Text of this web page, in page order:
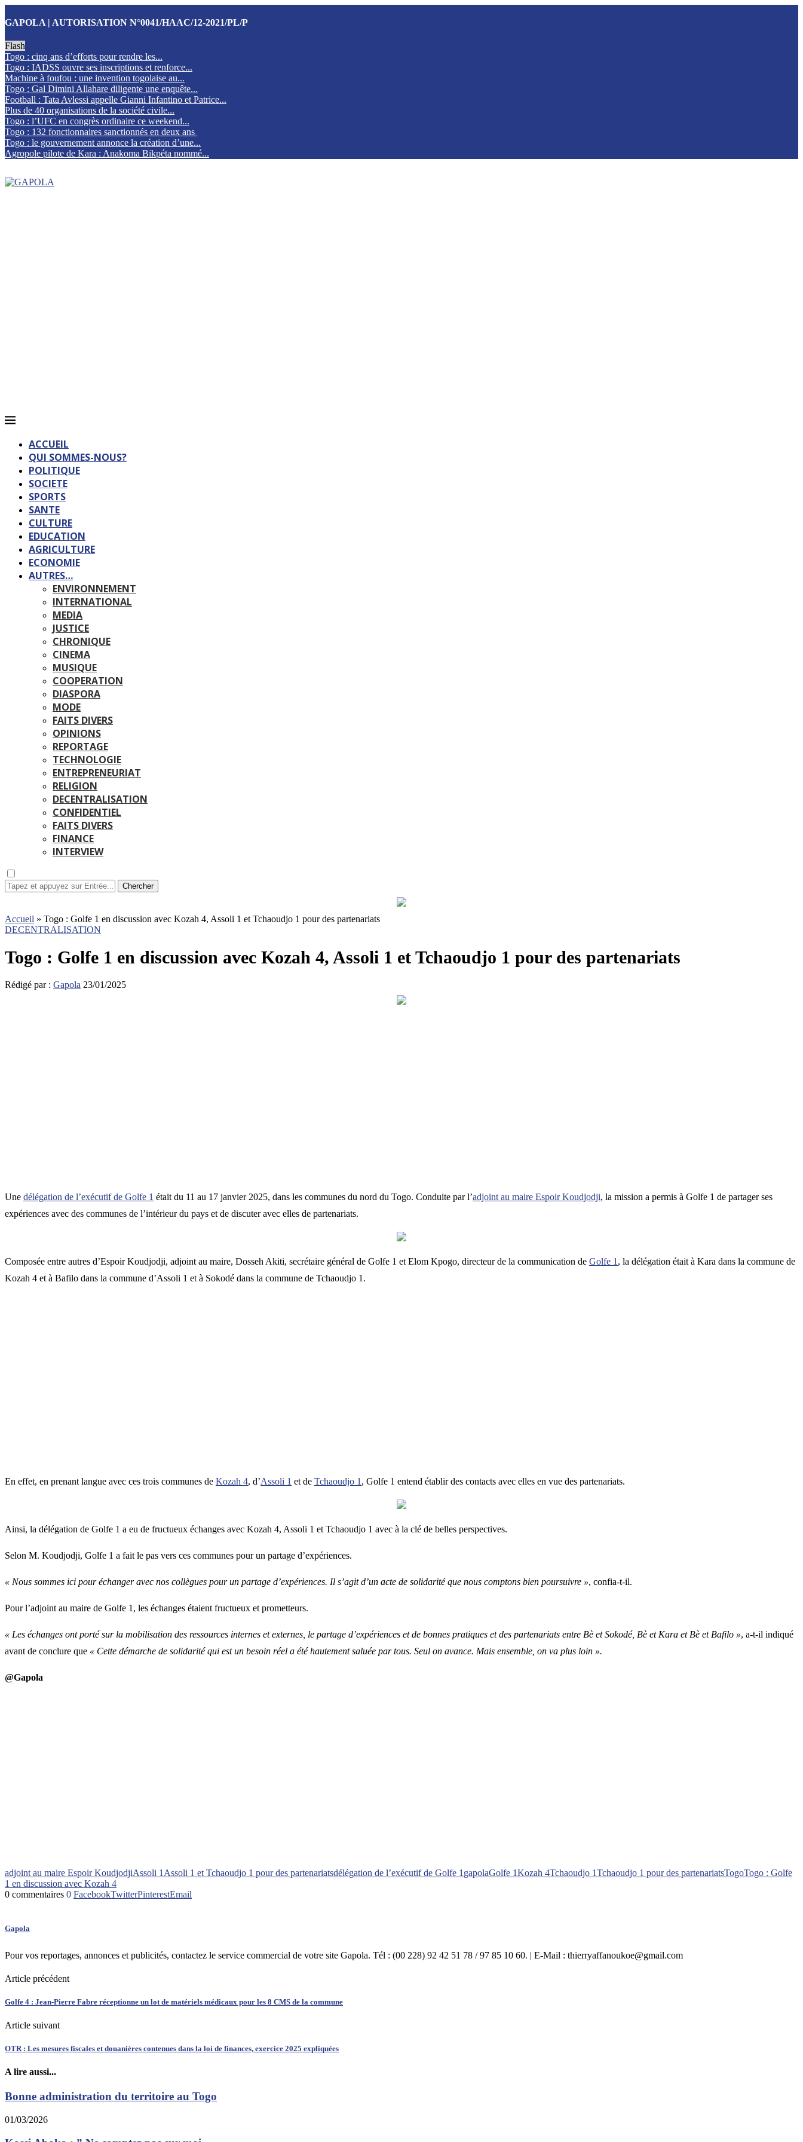
GAPOLA | AUTORISATION N°0041/HAAC/12-2021/PL/P
Flash
Togo : cinq ans d’efforts pour rendre les...
Togo : IADSS ouvre ses inscriptions et renforce...
Machine à foufou : une invention togolaise au...
Togo : Gal Dimini Allahare diligente une enquête...
Football : Tata Avlessi appelle Gianni Infantino et Patrice...
Plus de 40 organisations de la société civile...
Togo : l’UFC en congrès ordinaire ce weekend...
Togo : 132 fonctionnaires sanctionnés en deux ans
Togo : le gouvernement annonce la création d’une...
Agropole pilote de Kara : Anakoma Bikpéta nommé...
ACCUEIL
QUI SOMMES-NOUS?
POLITIQUE
SOCIETE
SPORTS
SANTE
CULTURE
EDUCATION
AGRICULTURE
ECONOMIE
AUTRES…
ENVIRONNEMENT
INTERNATIONAL
MEDIA
JUSTICE
CHRONIQUE
CINEMA
MUSIQUE
COOPERATION
DIASPORA
MODE
FAITS DIVERS
OPINIONS
REPORTAGE
TECHNOLOGIE
ENTREPRENEURIAT
RELIGION
DECENTRALISATION
CONFIDENTIEL
FAITS DIVERS
FINANCE
INTERVIEW
Chercher
Accueil » Togo : Golfe 1 en discussion avec Kozah 4, Assoli 1 et Tchaoudjo 1 pour des partenariats
DECENTRALISATION
Togo : Golfe 1 en discussion avec Kozah 4, Assoli 1 et Tchaoudjo 1 pour des partenariats
Rédigé par : Gapola 23/01/2025
Une délégation de l’exécutif de Golfe 1 était du 11 au 17 janvier 2025, dans les communes du nord du Togo. Conduite par l’adjoint au maire Espoir Koudjodji, la mission a permis à Golfe 1 de partager ses
expériences avec des communes de l’intérieur du pays et de discuter avec elles de partenariats.
Composée entre autres d’Espoir Koudjodji, adjoint au maire, Dosseh Akiti, secrétaire général de Golfe 1 et Elom Kpogo, directeur de la communication de Golfe 1 , la délégation était à Kara dans la commune de
Kozah 4 et à Bafilo dans la commune d’Assoli 1 et à Sokodé dans la commune de Tchaoudjo 1.
En effet, en prenant langue avec ces trois communes de Kozah 4, d’Assoli 1 et de Tchaoudjo 1 , Golfe 1 entend établir des contacts avec elles en vue des partenariats.
Ainsi, la délégation de Golfe 1 a eu de fructueux échanges avec Kozah 4, Assoli 1 et Tchaoudjo 1 avec à la clé de belles perspectives.
Selon M. Koudjodji, Golfe 1 a fait le pas vers ces communes pour un partage d’expériences.
« Nous sommes ici pour échanger avec nos collègues pour un partage d’expériences. Il s’agit d’un acte de solidarité que nous comptons bien poursuivre », confia-t-il.
Pour l’adjoint au maire de Golfe 1, les échanges étaient fructueux et prometteurs.
« Les échanges ont porté sur la mobilisation des ressources internes et externes, le partage d’expériences et de bonnes pratiques et des partenariats entre Bè et Sokodé, Bè et Kara et Bè et Bafilo », a-t-il indiqué
avant de conclure que « Cette démarche de solidarité qui est un besoin réel a été hautement saluée par tous. Seul on avance. Mais ensemble, on va plus loin ».
@Gapola
adjoint au maire Espoir KoudjodjiAssoli 1 Assoli 1 et Tchaoudjo 1 pour des partenariatsdélégation de l’exécutif de Golfe 1 gapolaGolfe 1Kozah 4Tchaoudjo 1Tchaoudjo 1 pour des partenariatsTogoTogo : Golfe
1 en discussion avec Kozah 4
0 commentaires 0 FacebookTwitterPinterestEmail
Gapola
Pour vos reportages, annonces et publicités, contactez le service commercial de votre site Gapola. Tél : (00 228) 92 42 51 78 / 97 85 10 60. | E-Mail : thierryaffanoukoe@gmail.com
Article précédent
Golfe 4 : Jean-Pierre Fabre réceptionne un lot de matériels médicaux pour les 8 CMS de la commune
Article suivant
OTR : Les mesures fiscales et douanières contenues dans la loi de finances, exercice 2025 expliquées
A lire aussi...
Bonne administration du territoire au Togo
01/03/2026